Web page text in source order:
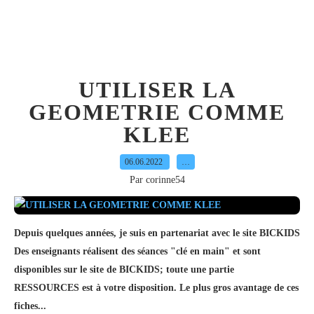
UTILISER LA
GEOMETRIE COMME
KLEE
06.06.2022 …
Par corinne54
Depuis quelques années, je suis en partenariat avec le site BICKIDS
Des enseignants réalisent des séances "clé en main" et sont
disponibles sur le site de BICKIDS; toute une partie
RESSOURCES est à votre disposition. Le plus gros avantage de ces
fiches...